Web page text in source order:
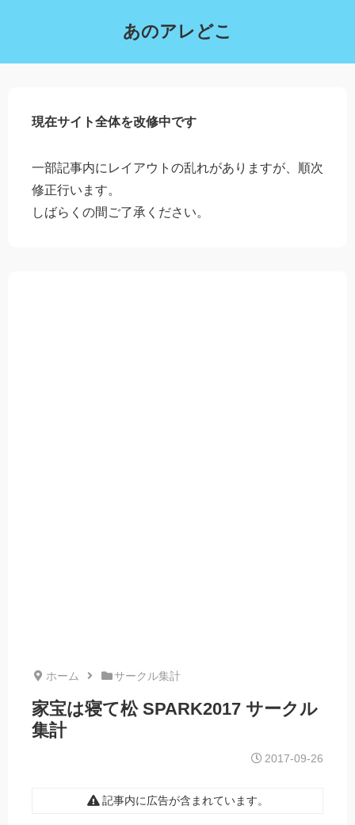
あのアレどこ
現在サイト全体を改修中です
一部記事内にレイアウトの乱れがありますが、順次
修正行います。
しばらくの間ご了承ください。
ホーム サークル集計
家宝は寝て松 SPARK2017 サークル
集計
2017-09-26
記事内に広告が含まれています。